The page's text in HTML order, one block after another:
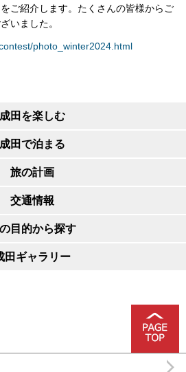
ご紹介します。たくさんの皆様からご
いました。
photo_winter2024.html
成田を楽しむ
成田で泊まる
旅の計画
交通情報
目的から探す
田ギャラリー